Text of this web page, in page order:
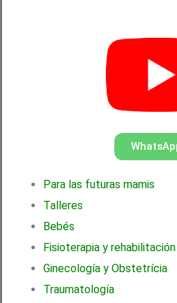
Para las futuras mamis
Talleres
Bebés
Fisioterapia y rehabilitación
Ginecología y Obstetrícia
Traumatología